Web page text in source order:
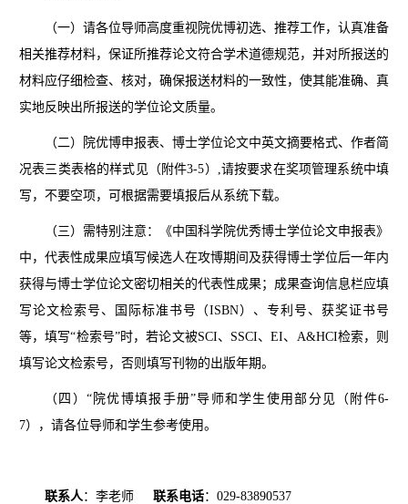
（一）请各位导师高度重视院优博初选、推荐工作，认真准备
相关推荐材料，保证所推荐论文符合学术道德规范，并对所报送的
材料应仔细检查、核对，确保报送材料的一致性，使其能准确、真
实地反映出所报送的学位论文质量。
（二）院优博申报表、博士学位论文中英文摘要格式、作者简
况表三类表格的样式见（附件3-5）,请按要求在奖项管理系统中填
写，不要空项，可根据需要填报后从系统下载。
（三）需特别注意：《中国科学院优秀博士学位论文申报表》
中，代表性成果应填写候选人在攻博期间及获得博士学位后一年内
获得与博士学位论文密切相关的代表性成果；成果查询信息栏应填
写论文检索号、国际标准书号（ISBN）、专利号、获奖证书号
等，填写“检索号”时，若论文被SCI、SSCI、EI、A&HCI检索，则
填写论文检索号，否则填写刊物的出版年期。
（四）“院优博填报手册”导师和学生使用部分见（附件6-
7），请各位导师和学生参考使用。
联系人：李老师 联系电话： 029-83890537